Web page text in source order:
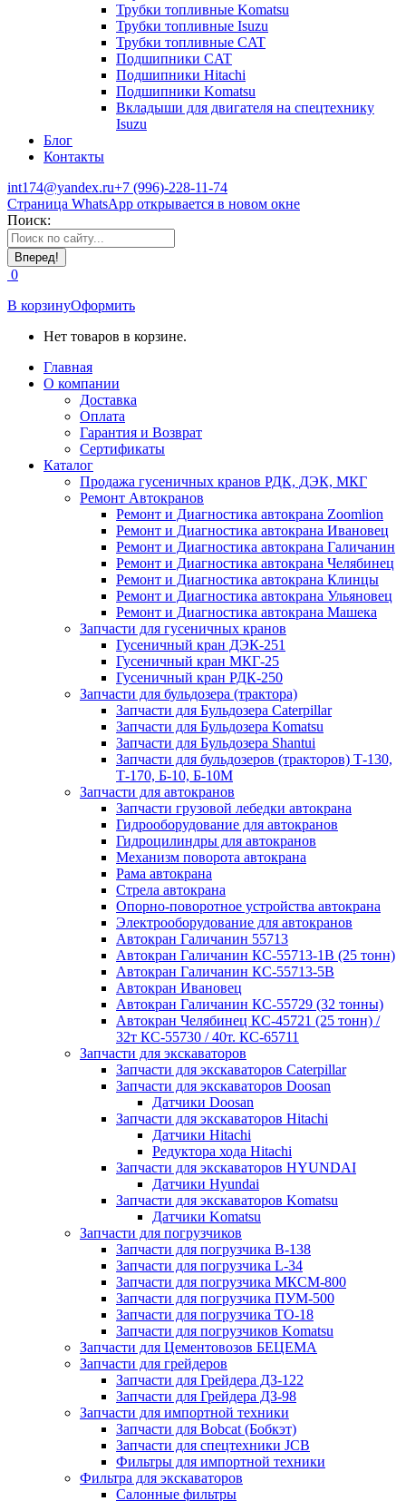
Трубки топливные Komatsu
Трубки топливные Isuzu
Трубки топливные CAT
Подшипники CAT
Подшипники Hitachi
Подшипники Komatsu
Вкладыши для двигателя на спецтехнику
Isuzu
Блог
Контакты
int174@yandex.ru+7 (996)-228-11-74
Страница WhatsApp открывается в новом окне
Поиск:
0
В корзинуОформить
Нет товаров в корзине.
Главная
О компании
Доставка
Оплата
Гарантия и Возврат
Сертификаты
Каталог
Продажа гусеничных кранов РДК, ДЭК, МКГ
Ремонт Автокранов
Ремонт и Диагностика автокрана Zoomlion
Ремонт и Диагностика автокрана Ивановец
Ремонт и Диагностика автокрана Галичанин
Ремонт и Диагностика автокрана Челябинец
Ремонт и Диагностика автокрана Клинцы
Ремонт и Диагностика автокрана Ульяновец
Ремонт и Диагностика автокрана Машека
Запчасти для гусеничных кранов
Гусеничный кран ДЭК-251
Гусеничный кран МКГ-25
Гусеничный кран РДК-250
Запчасти для бульдозера (трактора)
Запчасти для Бульдозера Caterpillar
Запчасти для Бульдозера Komatsu
Запчасти для Бульдозера Shantui
Запчасти для бульдозеров (тракторов) Т-130,
Т-170, Б-10, Б-10М
Запчасти для автокранов
Запчасти грузовой лебедки автокрана
Гидрооборудование для автокранов
Гидроцилиндры для автокранов
Механизм поворота автокрана
Рама автокрана
Стрела автокрана
Опорно-поворотное устройства автокрана
Электрооборудование для автокранов
Автокран Галичанин 55713
Автокран Галичанин КС-55713-1В (25 тонн)
Автокран Галичанин КС-55713-5В
Автокран Ивановец
Автокран Галичанин КС-55729 (32 тонны)
Автокран Челябинец КС-45721 (25 тонн) /
32т КС-55730 / 40т. КС-65711
Запчасти для экскаваторов
Запчасти для экскаваторов Caterpillar
Запчасти для экскаваторов Doosan
Датчики Doosan
Запчасти для экскаваторов Hitachi
Датчики Hitachi
Редуктора хода Hitachi
Запчасти для экскаваторов HYUNDAI
Датчики Hyundai
Запчасти для экскаваторов Komatsu
Датчики Komatsu
Запчасти для погрузчиков
Запчасти для погрузчика B-138
Запчасти для погрузчика L-34
Запчасти для погрузчика МКСМ-800
Запчасти для погрузчика ПУМ-500
Запчасти для погрузчика ТО-18
Запчасти для погрузчиков Komatsu
Запчасти для Цементовозов БЕЦЕМА
Запчасти для грейдеров
Запчасти для Грейдера ДЗ-122
Запчасти для Грейдера ДЗ-98
Запчасти для импортной техники
Запчасти для Bobcat (Бобкэт)
Запчасти для спецтехники JCB
Фильтры для импортной техники
Фильтра для экскаваторов
Салонные фильтры